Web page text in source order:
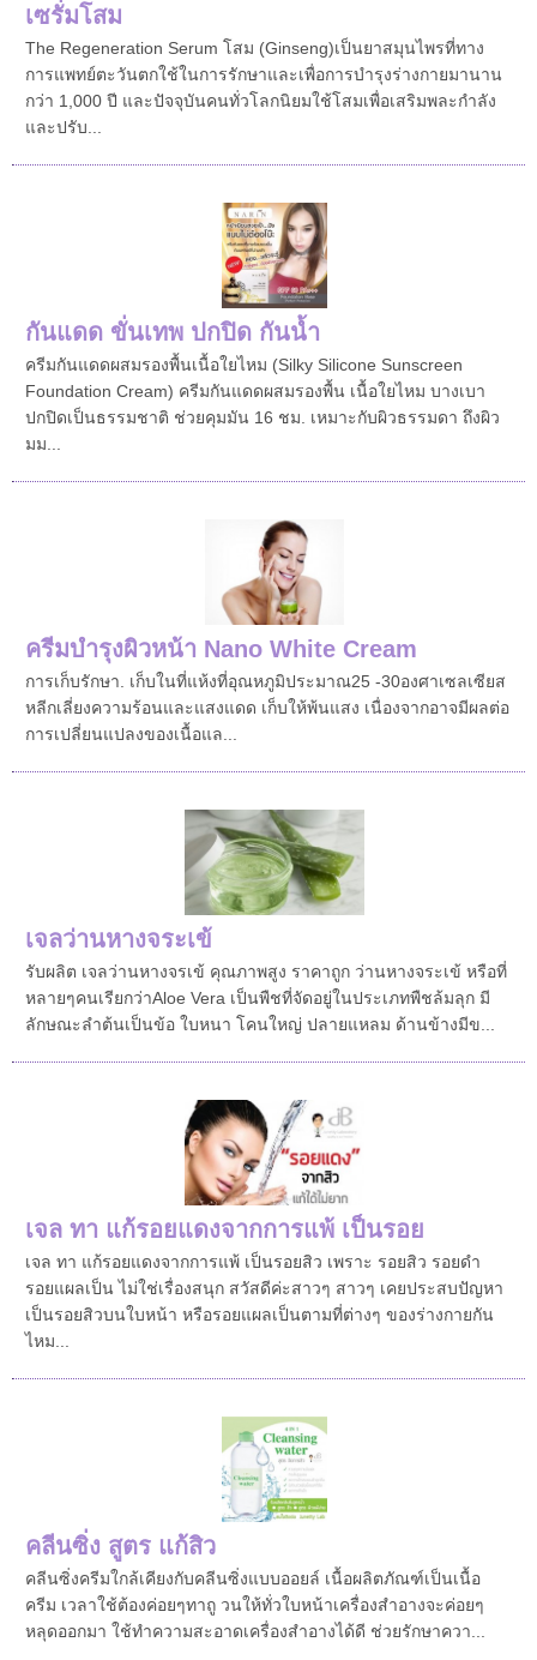
เซรั่มโสม
The Regeneration Serum โสม (Ginseng)เป็นยาสมุนไพรที่ทาง
การแพทย์ตะวันตกใช้ในการรักษาและเพื่อการบำรุงร่างกายมานาน
กว่า 1,000 ปี และปัจจุบันคนทั่วโลกนิยมใช้โสมเพื่อเสริมพละกำลัง
และปรับ...
กันแดด ขั่นเทพ ปกปิด กันน้ำ
ครีมกันแดดผสมรองพื้นเนื้อใยไหม (Silky Silicone Sunscreen
Foundation Cream) ครีมกันแดดผสมรองพื้น เนื้อใยไหม บางเบา
ปกปิดเป็นธรรมชาติ ช่วยคุมมัน 16 ชม. เหมาะกับผิวธรรมดา ถึงผิว
มม...
ครีมบำรุงผิวหน้า Nano White Cream
การเก็บรักษา. เก็บในที่แห้งที่อุณหภูมิประมาณ25 -30องศาเซลเซียส
หลีกเลี่ยงความร้อนและแสงแดด เก็บให้พ้นแสง เนื่องจากอาจมีผลต่อ
การเปลี่ยนแปลงของเนื้อแล...
เจลว่านหางจระเข้
รับผลิต เจลว่านหางจรเข้ คุณภาพสูง ราคาถูก ว่านหางจระเข้ หรือที่
หลายๆคนเรียกว่าAloe Vera เป็นพืชที่จัดอยู่ในประเภทพืชล้มลุก มี
ลักษณะลำต้นเป็นข้อ ใบหนา โคนใหญ่ ปลายแหลม ด้านข้างมีข...
เจล ทา แก้รอยแดงจากการแพ้ เป็นรอย
เจล ทา แก้รอยแดงจากการแพ้ เป็นรอยสิว เพราะ รอยสิว รอยดำ
รอยแผลเป็น ไม่ใช่เรื่องสนุก สวัสดีค่ะสาวๆ สาวๆ เคยประสบปัญหา
เป็นรอยสิวบนใบหน้า หรือรอยแผลเป็นตามที่ต่างๆ ของร่างกายกัน
ไหม...
คลีนซิ่ง สูตร แก้สิว
คลีนซิ่งครีมใกล้เคียงกับคลีนซิ่งแบบออยล์ เนื้อผลิตภัณฑ์เป็นเนื้อ
ครีม เวลาใช้ต้องค่อยๆทาถู วนให้ทั่วใบหน้าเครื่องสำอางจะค่อยๆ
หลุดออกมา ใช้ทำความสะอาดเครื่องสำอางได้ดี ช่วยรักษาควา...